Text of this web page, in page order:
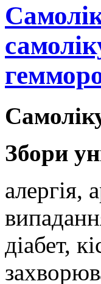
Збори
алергія,
діабет,